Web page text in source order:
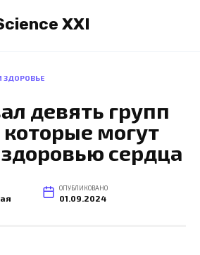
XXI
ЗДОРОВЬЕ
девять групп
которые могут
сердца
ОПУБЛИКОВАНО
01.09.2024